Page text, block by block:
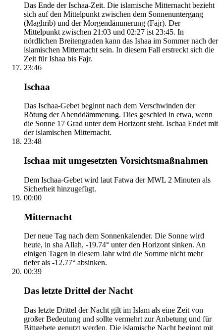
Das Ende der Ischaa-Zeit. Die islamische Mitternacht bezieht
sich auf den Mittelpunkt zwischen dem Sonnenuntergang
(Maghrib) und der Morgendämmerung (Fajr). Der
Mittelpunkt zwischen 21:03 und 02:27 ist 23:45. In
nördlichen Breitengraden kann das Ishaa im Sommer nach der
islamischen Mitternacht sein. In diesem Fall erstreckt sich die
Zeit für Ishaa bis Fajr.
23:46
Ischaa
Das Ischaa-Gebet beginnt nach dem Verschwinden der
Rötung der Abenddämmerung. Dies geschied in etwa, wenn
die Sonne 17 Grad unter dem Horizont steht. Ischaa Endet mit
der islamischen Mitternacht.
23:48
Ischaa mit umgesetzten Vorsichtsmaßnahmen
Dem Ischaa-Gebet wird laut Fatwa der MWL 2 Minuten als
Sicherheit hinzugefügt.
00:00
Mitternacht
Der neue Tag nach dem Sonnenkalender. Die Sonne wird
heute, in sha Allah, -19.74° unter den Horizont sinken. An
einigen Tagen in diesem Jahr wird die Somme nicht mehr
tiefer als -12.77° absinken.
00:39
Das letzte Drittel der Nacht
Das letzte Drittel der Nacht gilt im Islam als eine Zeit von
großer Bedeutung und sollte vermehrt zur Anbetung und für
Bittgebete genutzt werden. Die islamische Nacht beginnt mit